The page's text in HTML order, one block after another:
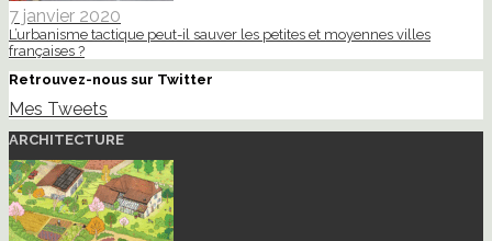
7 janvier 2020
L’urbanisme tactique peut-il sauver les petites et moyennes villes
françaises ?
Retrouvez-nous sur Twitter
Mes Tweets
ARCHITECTURE